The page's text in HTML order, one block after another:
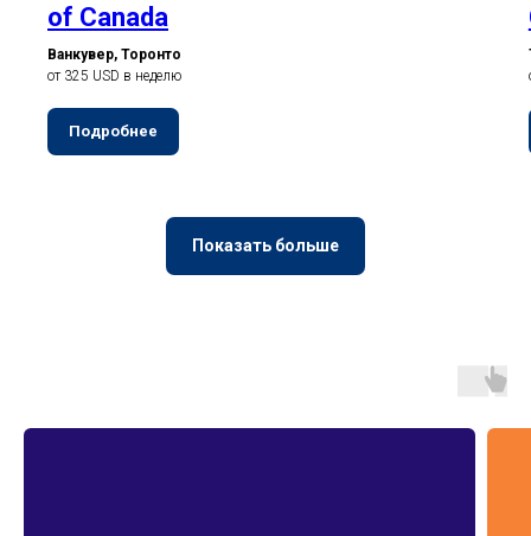
of Canada
Ванкувер, Торонто
от 325 USD в неделю
Подробнее
Показать больше